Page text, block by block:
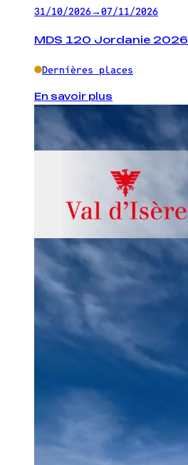
31/10/2026→07/11/2026
MDS 120 Jordanie 2026
Dernières places
En savoir plus